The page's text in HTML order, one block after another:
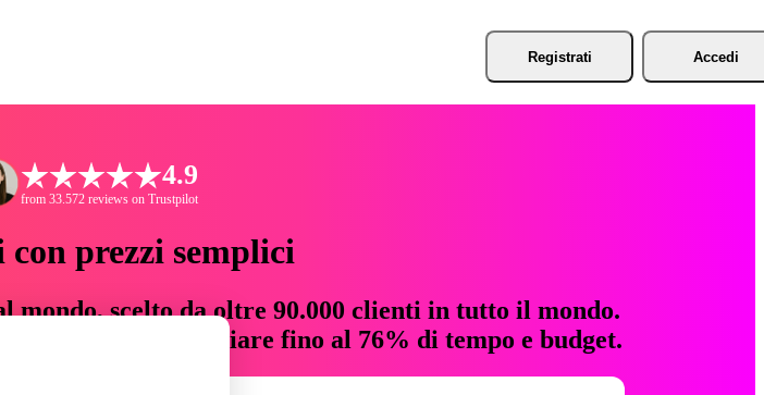
Registrati Accedi
4.9
from 33.572 reviews on Trustpilot
con prezzi semplici
mondo, scelto da oltre 90.000 clienti in tutto il mondo.
che fanno risparmiare fino al 76% di tempo e budget.